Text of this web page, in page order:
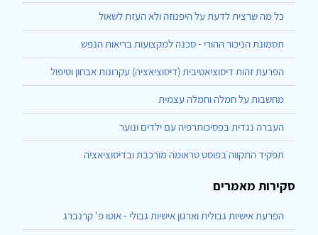
כל מה שרצית לדעת על היפנוזה ולא העזת לשאול
תסמונת הניכור ההורי - סכנה למקצועות בריאות הנפש
הפרעת זהות דיסוציאטיבית (דיסוציאציה) עקרונות אבחון וטיפול
מחשבות על חמלה וחמלה עצמית
העברה נגדית בפסיכותרפיה עם ילדים ונוער
תפקיד התקווה בפוסט טראומה מורכבת ובדיסוציאציה
סקירות מאמרים
הפרעת אישיות גבולית וארגון אישיות גבולי - אוטו פ' קרנברג